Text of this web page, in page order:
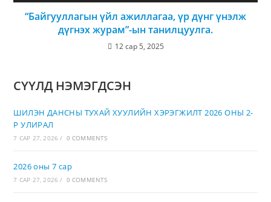
“Байгууллагын үйл ажиллагаа, үр дүнг үнэлж
дүгнэх журам”-ын танилцуулга.
12 сар 5, 2025
СҮҮЛД НЭМЭГДСЭН
ШИЛЭН ДАНСНЫ ТУХАЙ ХУУЛИЙН ХЭРЭГЖИЛТ 2026 ОНЫ 2-
Р УЛИРАЛ
7 САР 27, 2026 / 0 COMMENTS
2026 оны 7 сар
7 САР 27, 2026 / 0 COMMENTS